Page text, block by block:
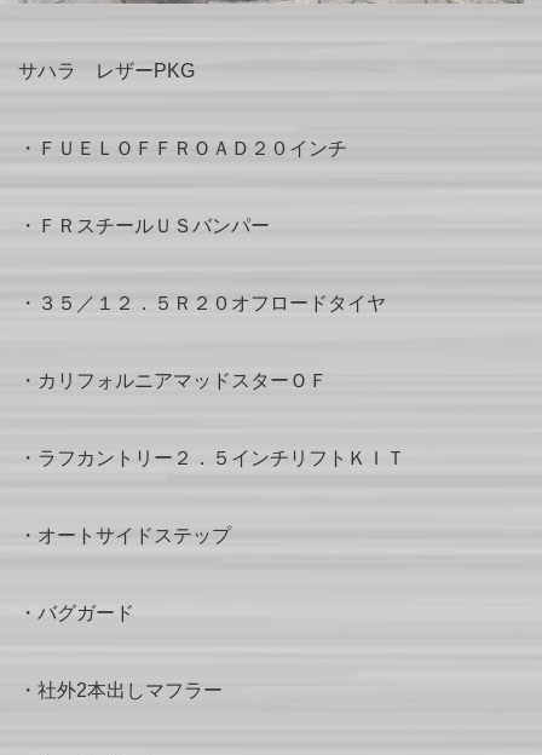
サハラ レザーPKG
・ＦＵＥＬＯＦＦＲＯＡＤ２０インチ
・ＦＲスチールＵＳバンパー
・３５／１２．５Ｒ２０オフロードタイヤ
・カリフォルニアマッドスターＯＦ
・ラフカントリー２．５インチリフトＫＩＴ
・オートサイドステップ
・バグガード
・社外2本出しマフラー